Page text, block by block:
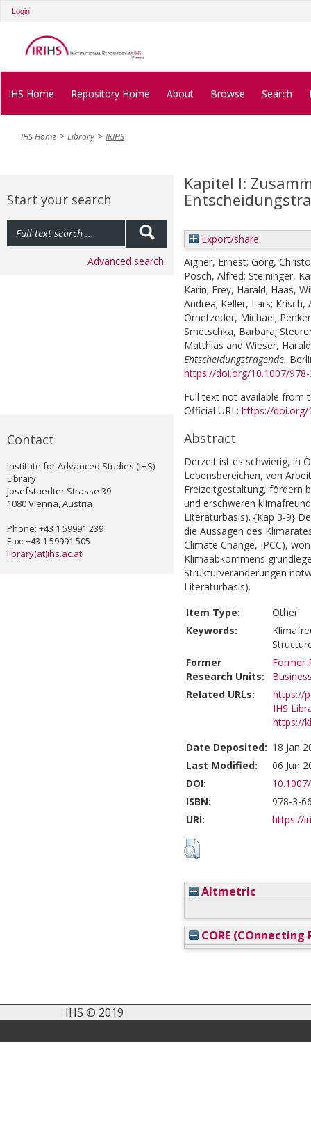
Login
IHS Home Repository Home About Browse Search
IHS Home Library IRIHS
Start your search
Advanced search
Contact
Institute for Advanced Studies (IHS)
Library
Josefstaedter Strasse 39
1080 Vienna, Austria
Phone: +43 1 59991 239
Fax: +43 1 59991 505
library(at)ihs.ac.at
Kapitel I:
Export/share
Aigner, Ernest; Görg,
Posch, Alfred; Steininger,
Karin; Frey, Harald; Haas,
Andrea; Keller, Lars; Krisch,
Ornetzeder, Michael;
Smetschka, Barbara;
Matthias and Wieser, Harald
Entscheidungstragende.
https://doi.org/10.1007/
Full text not available from
Official URL: https://doi.org/
Abstract
Derzeit ist es schwierig, in
Lebensbereichen, von
Freizeitgestaltung, fördern
und erschweren
Literaturbasis). {Kap 3-9}
die Aussagen des
Climate Change, IPCC),
Klimaabkommens
Strukturveränderungen
Literaturbasis).
Item Type:
Other
Keywords:
Former
Research Units:
Former
Related URLs:
https://
IHS
https://
Date Deposited: 18 Jan
Last Modified:
06 Jun
DOI:
ISBN:
978-3-
URI:
https://
Altmetric
CORE (COnnecting
IHS © 2019